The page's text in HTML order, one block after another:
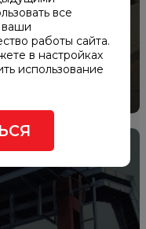
все
ваши
работы сайта.
в настройках
использование